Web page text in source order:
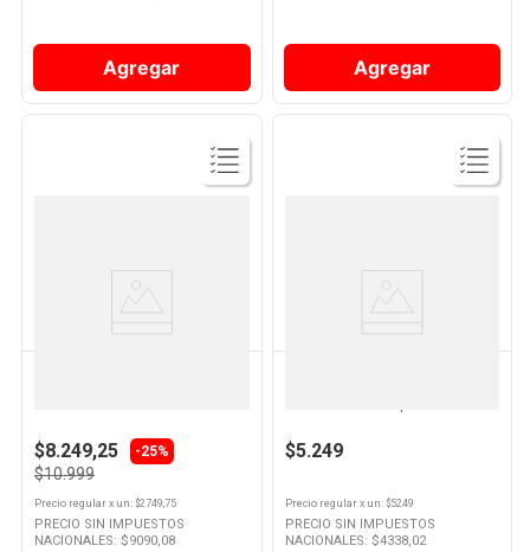
Agregar Agregar
Ver
Producto
$8.249,25 -25%
$10.999
Precio regular x un: $2749,75
PRECIO SIN IMPUESTOS
NACIONALES: $9090,08
Ver
Producto
$5.249
Precio regularx un: $5249
PRECIO SIN IMPUESTOS
NACIONALES: $4338,02